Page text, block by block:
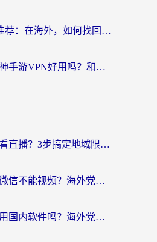
App Store VPN 推荐：在海外，如何找回那扇回家的“任意门”？
海外党实测：雷神手游VPN好用吗？和闪电VPN对比哪个回国效果更好？附小众工具深度测评
咪咕在海外怎么看直播？3步搞定地域限制，还能畅看腾讯视频与国内热剧
迪拜网络为什么微信不能视频？海外党必看的回国加速全攻略
在国外能正常使用国内软件吗？海外党亲测有效的无缝访问指南